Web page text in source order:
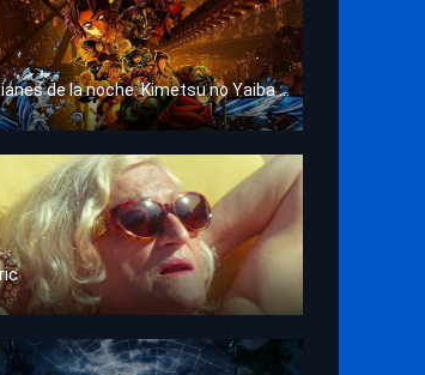
Guardianes de la noche: Kimetsu no Yaiba La fortaleza infinita